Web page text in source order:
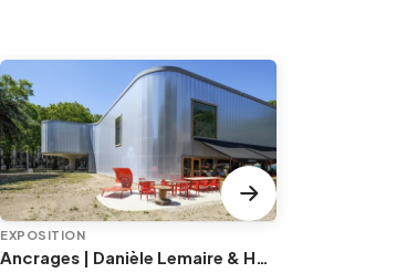
EXPOSITION
Ancrages | Danièle Lemaire & Hélène Locoge au Trinkhall museum